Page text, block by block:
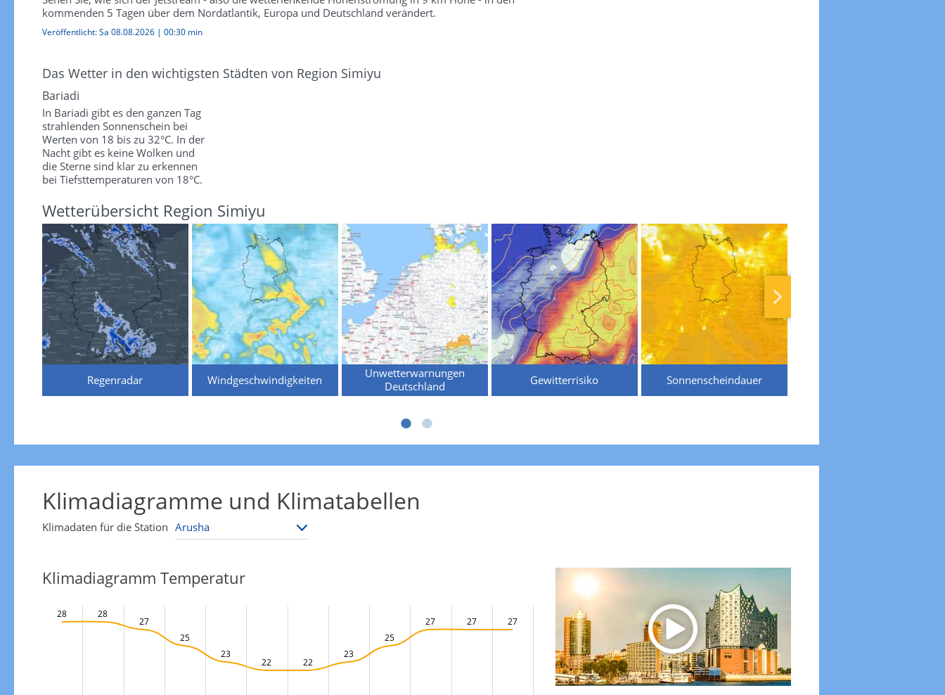
kommenden 5 Tagen über dem Nordatlantik, Europa und Deutschland verändert.
Veröffentlicht:Sa 08.08.2026 | 00:30 min
Das Wetter in den wichtigsten Städten von Region Simiyu
Bariadi
In Bariadi gibt es den ganzen Tag
strahlenden Sonnenschein bei
Werten von 18 bis zu 32°C. In der
Nacht gibt es keine Wolken und
die Sterne sind klar zu erkennen
bei Tiefsttemperaturen von 18°C.
Wetterübersicht Region Simiyu
Regenradar Windgeschwindigkeiten
Unwetterwarnungen
Deutschland
Gewitterrisiko Sonnenscheindauer
Klimadiagramme und Klimatabellen
Klimadaten für die Station
Klimadiagramm Temperatur
28 28
27
25
23
22 22
23
25
27 27 27